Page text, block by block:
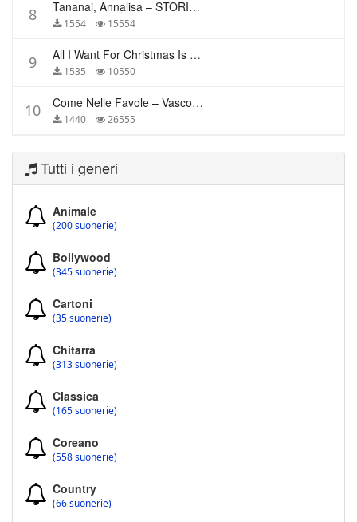
8 Tananai, Annalisa – STORIE BREVI
1554 15554
9 All I Want For Christmas Is You – Mariah Carey
1535 10550
10 Come Nelle Favole – Vasco Rossi
1440 26555
Tutti i generi
Animale
(200 suonerie)
Bollywood
(345 suonerie)
Cartoni
(35 suonerie)
Chitarra
(313 suonerie)
Classica
(165 suonerie)
Coreano
(558 suonerie)
Country
(66 suonerie)